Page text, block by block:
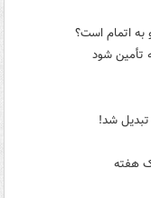
اتمام است؟
تأمین شود
تبدیل شد!